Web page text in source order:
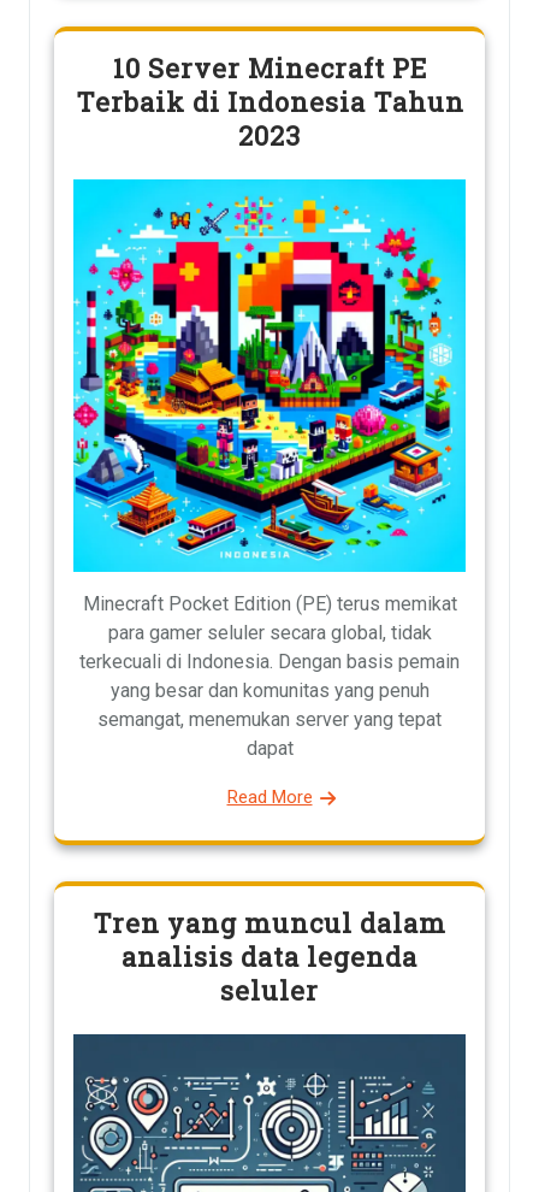
10 Server Minecraft PE
Terbaik di Indonesia Tahun
2023
Minecraft Pocket Edition (PE) terus memikat
para gamer seluler secara global, tidak
terkecuali di Indonesia. Dengan basis pemain
yang besar dan komunitas yang penuh
semangat, menemukan server yang tepat
dapat
Read More
Tren yang muncul dalam
analisis data legenda
seluler